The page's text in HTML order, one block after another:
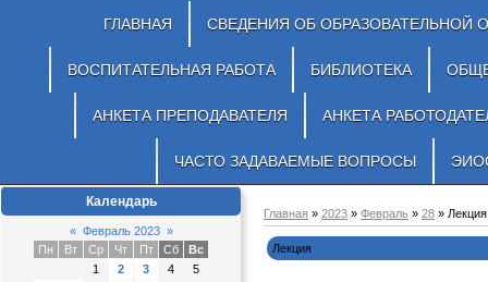
ГЛАВНАЯ СВЕДЕНИЯ ОБ ОБРАЗОВАТЕЛЬНОЙ
ВОСПИТАТЕЛЬНАЯ РАБОТА БИБЛИОТЕКА
АНКЕТА ПРЕПОДАВАТЕЛЯ АНКЕТА
ЧАСТО ЗАДАВАЕМЫЕ ВОПРОСЫ
Календарь
« Февраль 2023 »
Пн
Вт Ср Чт Пт Сб
Вс
1
2 3 4
5
Главная » 2023 » Февраль » 28 » Лекция
Лекция